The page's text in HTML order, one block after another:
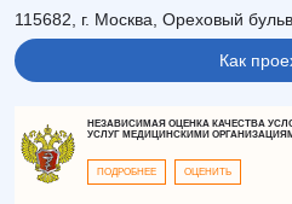
115682, г. Москва, Ореховый
Как
НЕЗАВИСИМАЯ ОЦЕНКА КАЧЕСТВА
УСЛУГ МЕДИЦИНСКИМИ
ПОДРОБНЕЕ ОЦЕНИТЬ